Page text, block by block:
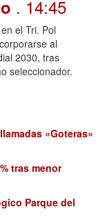
. 14:45
el Tri. Pol
al
2030, tras
seleccionador.
«Goteras»
tras menor
Parque del